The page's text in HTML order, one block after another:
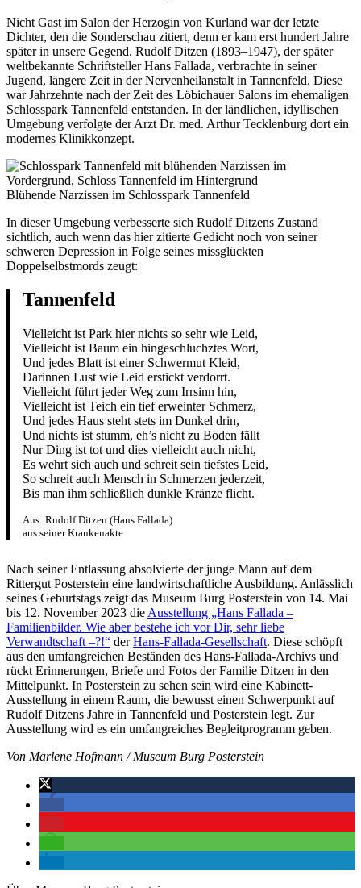
Nicht Gast im Salon der Herzogin von Kurland war der letzte
Dichter, den die Sonderschau zitiert, denn er kam erst hundert Jahre
später in unsere Gegend. Rudolf Ditzen (1893–1947), der später
weltbekannte Schriftsteller Hans Fallada, verbrachte in seiner
Jugend, längere Zeit in der Nervenheilanstalt in Tannenfeld. Diese
war Jahrzehnte nach der Zeit des Löbichauer Salons im ehemaligen
Schlosspark Tannenfeld entstanden. In der ländlichen, idyllischen
Umgebung verfolgte der Arzt Dr. med. Arthur Tecklenburg dort ein
modernes Klinikkonzept.
Blühende Narzissen im Schlosspark Tannenfeld
In dieser Umgebung verbesserte sich Rudolf Ditzens Zustand
sichtlich, auch wenn das hier zitierte Gedicht noch von seiner
schweren Depression in Folge seines missglückten
Doppelselbstmords zeugt:
Tannenfeld
Vielleicht ist Park hier nichts so sehr wie Leid,
Vielleicht ist Baum ein hingeschluchztes Wort,
Und jedes Blatt ist einer Schwermut Kleid,
Darinnen Lust wie Leid erstickt verdorrt.
Vielleicht führt jeder Weg zum Irrsinn hin,
Vielleicht ist Teich ein tief erweinter Schmerz,
Und jedes Haus steht stets im Dunkel drin,
Und nichts ist stumm, eh’s nicht zu Boden fällt
Nur Ding ist tot und dies vielleicht auch nicht,
Es wehrt sich auch und schreit sein tiefstes Leid,
So schreit auch Mensch in Schmerzen jederzeit,
Bis man ihm schließlich dunkle Kränze flicht.
Aus: Rudolf Ditzen (Hans Fallada)
aus seiner Krankenakte
Nach seiner Entlassung absolvierte der junge Mann auf dem
Rittergut Posterstein eine landwirtschaftliche Ausbildung. Anlässlich
seines Geburtstags zeigt das Museum Burg Posterstein von 14. Mai
bis 12. November 2023 die Ausstellung „Hans Fallada –
Familienbilder. Wie aber bestehe ich vor Dir, sehr liebe
Verwandtschaft –?!“ derHans-Fallada-Gesellschaft. Diese schöpft
aus den umfangreichen Beständen des Hans-Fallada-Archivs und
rückt Erinnerungen, Briefe und Fotos der Familie Ditzen in den
Mittelpunkt. In Posterstein zu sehen sein wird eine Kabinett-
Ausstellung in einem Raum, die bewusst einen Schwerpunkt auf
Rudolf Ditzens Jahre in Tannenfeld und Posterstein legt. Zur
Ausstellung wird es ein umfangreiches Begleitprogramm geben.
Von Marlene Hofmann / Museum Burg Posterstein